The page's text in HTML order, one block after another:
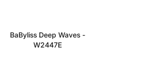
BaByliss Deep Waves -
W2447E